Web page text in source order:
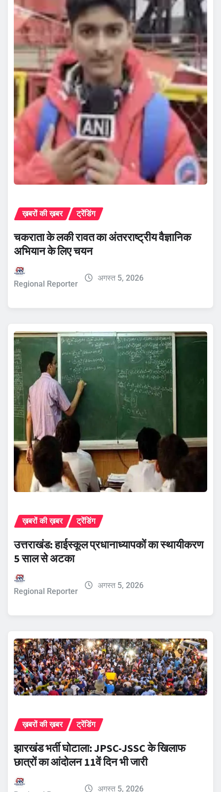
ख़बरों की ख़बर ट्रेंडिंग
चकराता के लकी रावत का अंतरराष्ट्रीय वैज्ञानिक
अभियान के लिए चयन
Regional Reporter
अगस्त 5, 2026
ख़बरों की ख़बर ट्रेंडिंग
उत्तराखंड: हाईस्कूल प्रधानाध्यापकों का स्थायीकरण
5 साल से अटका
Regional Reporter
अगस्त 5, 2026
ख़बरों की ख़बर ट्रेंडिंग
झारखंड भर्ती घोटाला: JPSC-JSSC के खिलाफ
छात्रों का आंदोलन 11वें दिन भी जारी
अगस्त 5, 2026